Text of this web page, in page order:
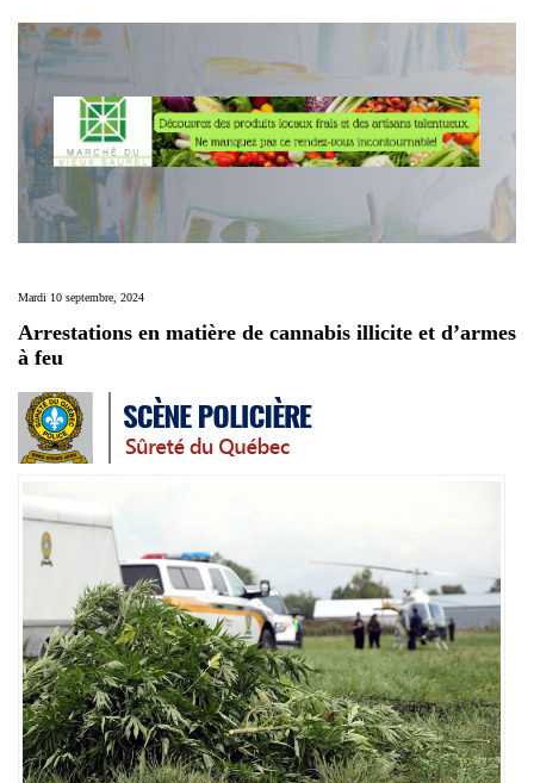
Mardi 10 septembre, 2024
Arrestations en matière de cannabis illicite et d’armes
à feu